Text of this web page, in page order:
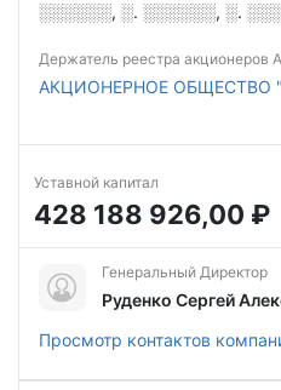
░░░░░░, ░. ░░░░░░, ░.
Держатель реестра акционеров
АКЦИОНЕРНОЕ ОБЩЕСТВО
Уставной капитал
428 188 926,00 ₽
Генеральный Директор
Руденко Сергей
Просмотр контактов